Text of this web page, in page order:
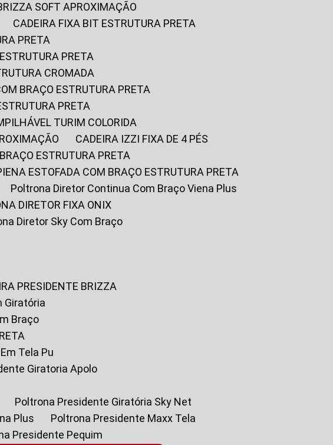
SOFT APROXIMAÇÃO
CADEIRA FIXA BIT ESTRUTURA PRETA
PRETA
PRETA
CROMADA
BRAÇO ESTRUTURA PRETA
PRETA
TURIM COLORIDA
CADEIRA IZZI FIXA DE 4 PÉS
ESTRUTURA PRETA
ESTOFADA COM BRAÇO ESTRUTURA PRETA
Poltrona Diretor Continua Com Braço Viena Plus
DIRETOR FIXA ONIX
Diretor Sky Com Braço
PRESIDENTE BRIZZA
Giratória
Braço
Tela Pu
Giratoria Apolo
Poltrona Presidente Giratória Sky Net
Plus
Poltrona Presidente Maxx Tela
Presidente Pequim